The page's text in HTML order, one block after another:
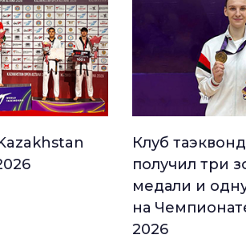
Клуб
получил три
медали и
на
2026